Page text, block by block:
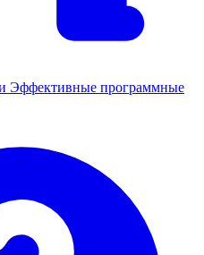
Эффективные программные